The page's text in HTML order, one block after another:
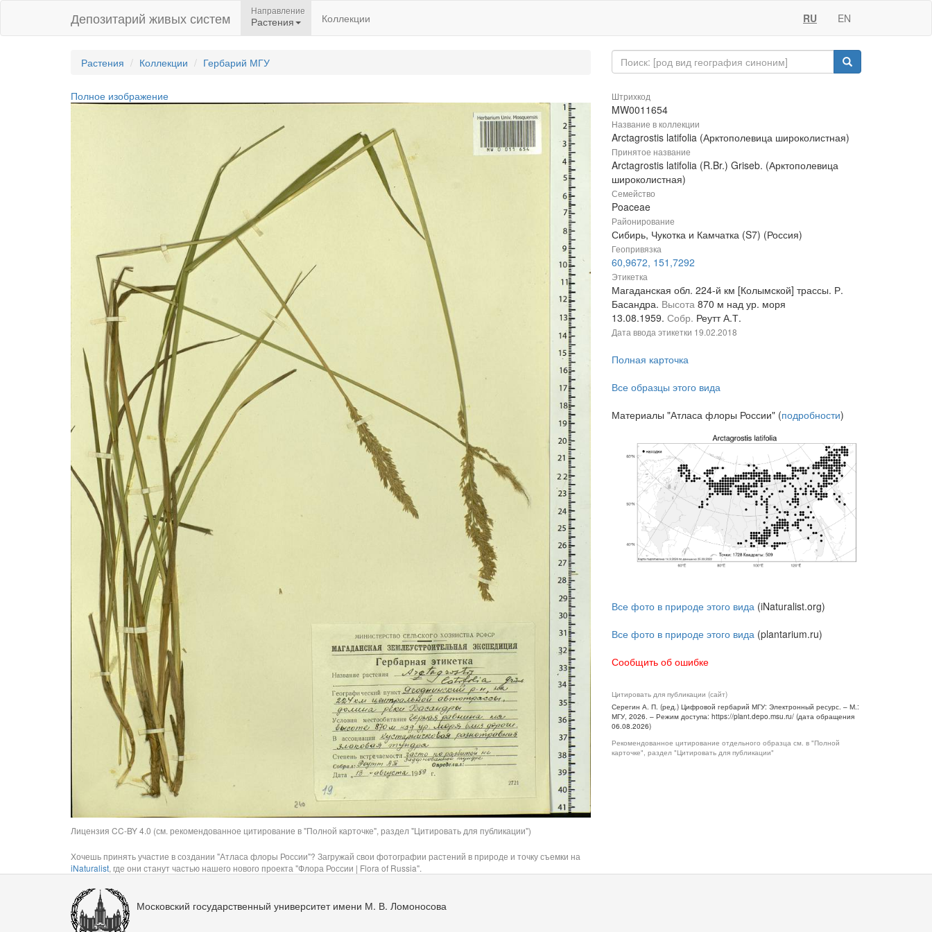
Депозитарий живых систем Направление
Растения Коллекции RU EN
Растения Коллекции Гербарий МГУ
Полное изображение
Лицензия CC-BY 4.0 (см. рекомендованное цитирование в "Полной карточке", раздел "Цитировать для публикации")
Хочешь принять участие в создании "Атласа флоры России"? Загружай свои фотографии растений в природе и точку съемки на
iNaturalist, где они станут частью нашего нового проекта "Флора России | Flora of Russia".
Штрихкод
MW0011654
Название в коллекции
Arctagrostis latifolia (Арктополевица широколистная)
Принятое название
Arctagrostis latifolia (R.Br.) Griseb. (Арктополевица
широколистная)
Семейство
Poaceae
Районирование
Сибирь, Чукотка и Камчатка (S7) (Россия)
Геопривязка
60,9672, 151,7292
Этикетка
Магаданская обл. 224-й км [Колымской] трассы. Р.
Басандра. Высота 870 м над ур. моря
13.08.1959. Собр. Реутт А.Т.
Дата ввода этикетки 19.02.2018
Полная карточка
Все образцы этого вида
Материалы "Атласа флоры России" (подробности)
Все фото в природе этого вида (iNaturalist.org)
Все фото в природе этого вида (plantarium.ru)
Сообщить об ошибке
Цитировать для публикации (сайт)
Серегин А. П. (ред.) Цифровой гербарий МГУ: Электронный ресурс. – М.:
МГУ, 2026. – Режим доступа: https://plant.depo.msu.ru/ (дата обращения
06.08.2026)
Рекомендованное цитирование отдельного образца см. в "Полной
карточке", раздел "Цитировать для публикации"
Московский государственный университет имени М. В. Ломоносова